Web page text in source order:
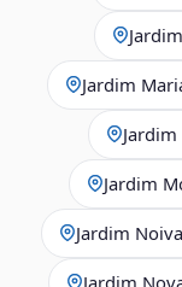
Jardim
Jardim
Jardim
Jardim